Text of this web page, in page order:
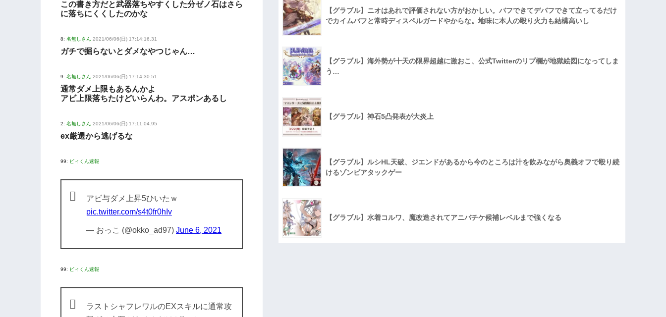
この書き方だと武器落ちやすくした分ゼノ石はさら
に落ちにくくしたのかな
8: 名無しさん 2021/06/06(日) 17:14:16.31
ガチで掘らないとダメなやつじゃん…
9: 名無しさん 2021/06/06(日) 17:14:30.51
通常ダメ上限もあるんかよ
アビ上限落ちたけどいらんわ。アスポンあるし
2: 名無しさん 2021/06/06(日) 17:11:04.95
ex厳選から逃げるな
99: ビィくん速報
アビ与ダメ上昇5ひいたｗ
pic.twitter.com/s4t0fr0hIv
— おっこ (@okko_ad97) June 6, 2021
99: ビィくん速報
ラストシャフレワルのEXスキルに通常攻
【グラブル】ニオはあれで評価されない方がおかしい。バフできてデバフできて立ってるだけ
でカイムバフと常時ディスペルガードやからな。地味に本人の殴り火力も結構高いし
【グラブル】海外勢が十天の限界超越に激おこ、公式Twitterのリプ欄が地獄絵図になってしま
う…
【グラブル】神石5凸発表が大炎上
【グラブル】ルシHL天破、ジエンドがあるから今のところは汁を飲みながら奥義オフで殴り続
けるゾンビアタックゲー
【グラブル】水着コルワ、魔改造されてアニバチケ候補レベルまで強くなる